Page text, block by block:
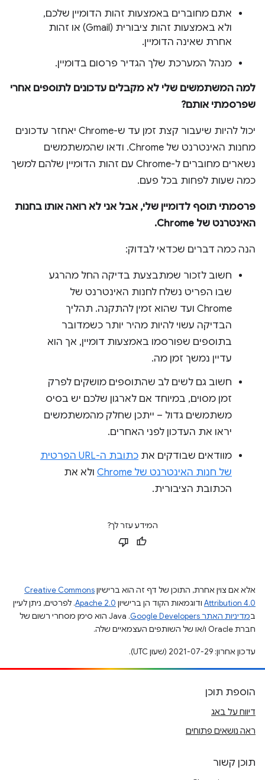
אתם מחוברים באמצעות זהות הדומיין שלכם,
ולא באמצעות זהות ציבורית (Gmail) או זהות
אחרת שאינה הדומיין.
מנהל המערכת שלך הגדיר פרסום בדומיין.
למה המשתמשים שלי לא מקבלים עדכונים לתוספים אחרי
שפרסמתי אותם?
יכול להיות שיעבור קצת זמן עד ש-Chrome יאחזר עדכונים
מחנות האינטרנט של Chrome. ודאו שהמשתמשים
נשארים מחוברים ל-Chrome עם זהות הדומיין שלהם למשך
כמה שעות לפחות בכל פעם.
פרסמתי תוסף לדומיין שלי, אבל אני לא רואה אותו בחנות
האינטרנט של Chrome.
הנה כמה דברים שכדאי לבדוק:
חשוב לזכור שמתבצעת בדיקה החל מהרגע
שבו הפריט נשלח לחנות האינטרנט של
Chrome ועד שהוא זמין להתקנה. תהליך
הבדיקה עשוי להיות מהיר יותר כשמדובר
בתוספים שפורסמו באמצעות דומיין, אך הוא
עדיין נמשך זמן מה.
חשוב גם לשים לב שהתוספים מושקים לפרק
זמן מסוים, במיוחד אם לארגון שלכם יש בסיס
משתמשים גדול – ייתכן שחלק מהמשתמשים
יראו את העדכון לפני האחרים.
מוודאים שבודקים את
כתובת ה-URL הפרטית
של חנות האינטרנט של Chrome
ולא את
הכתובת הציבורית.
המידע עזר לך?
אלא אם צוין אחרת, התוכן של דף זה הוא ברישיוןCreative Commons
Attribution 4.0 ודוגמאות הקוד הן ברישיון Apache 2.0. לפרטים, ניתן לעיין
במדיניות האתר Google Developers‏
.‏ Java הוא סימן מסחרי רשום של
חברת Oracle ו/או של השותפים העצמאיים שלה.
עדכון אחרון: 2021-07-29 (שעון UTC).
הוספת תוכן
דיווח על באג
ראה נושאים פתוחים
תוכן קשור